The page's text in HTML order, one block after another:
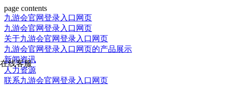
page contents
九游会官网登录入口网页
九游会官网登录入口网页
关于九游会官网登录入口网页
九游会官网登录入口网页的产品展示
新闻资讯
人力资源
联系九游会官网登录入口网页
在线客服